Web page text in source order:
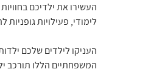
העשירו את ילדיכם
לימודי, פעילויות
העניקו לילדים שלכם
המשפחתיים הללו תורכב